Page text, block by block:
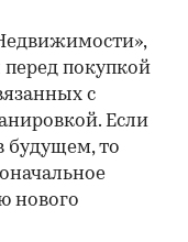
покупкой
с
Если
будущем, то
нового